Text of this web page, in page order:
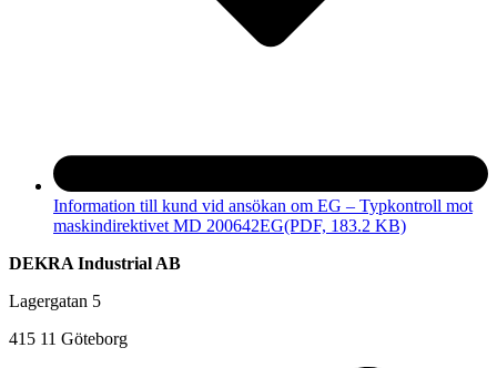
Information till kund vid ansökan om EG – Typkontroll mot
maskindirektivet MD 200642EG(PDF, 183.2 KB)
DEKRA Industrial AB
Lagergatan 5
415 11 Göteborg